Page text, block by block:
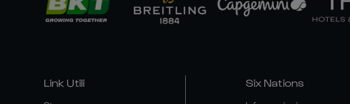
Link Utili Six Nations